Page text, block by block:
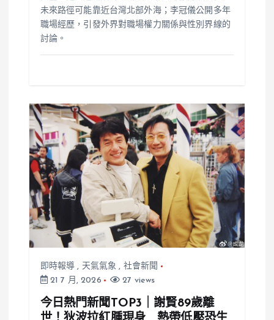
未來路徑可能靠近台灣北部外海；李冠儀公開多年
職場經歷，引發外界對職場權力關係與性別界線的
討論。
即時報導 , 天氣氣象 , 社會新聞
21 7 月, 2026
27 views
今日熱門新聞TOP3｜謝賢89歲離